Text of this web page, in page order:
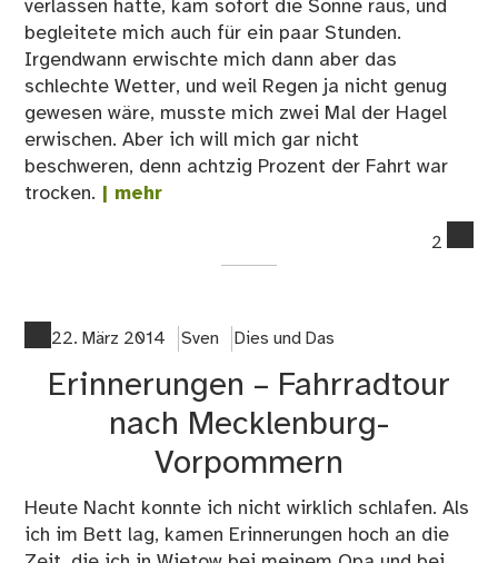
verlassen hatte, kam sofort die Sonne raus, und
begleitete mich auch für ein paar Stunden.
Irgendwann erwischte mich dann aber das
schlechte Wetter, und weil Regen ja nicht genug
gewesen wäre, musste mich zwei Mal der Hagel
erwischen. Aber ich will mich gar nicht
beschweren, denn achtzig Prozent der Fahrt war
trocken. | mehr
2
22. März 2014
Sven Dies und Das
Erinnerungen – Fahrradtour
nach Mecklenburg-
Vorpommern
Heute Nacht konnte ich nicht wirklich schlafen. Als
ich im Bett lag, kamen Erinnerungen hoch an die